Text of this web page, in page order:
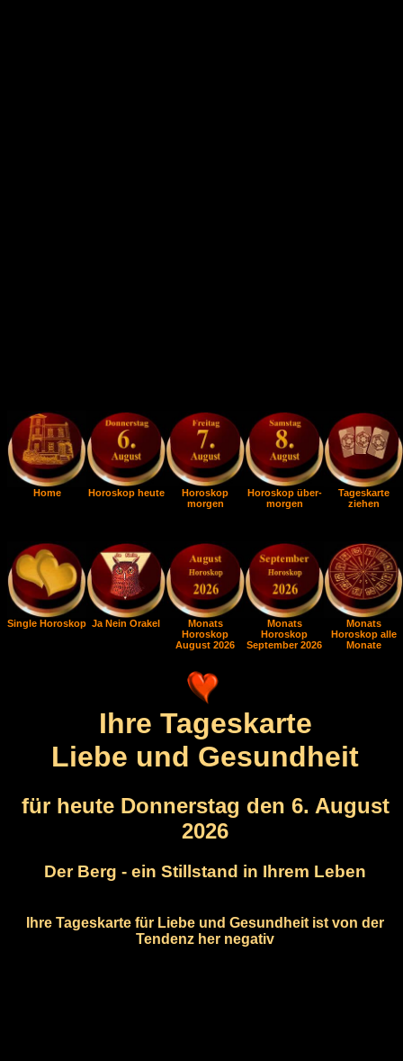
Home Horoskop heute
Horoskop
morgen
Horoskop über-
morgen
Tageskarte
ziehen
Single Horoskop Ja Nein Orakel
Monats
Horoskop
August 2026
Monats
Horoskop
September 2026
Monats
Horoskop alle
Monate
Ihre Tageskarte
Liebe und Gesundheit
für heute Donnerstag den 6. August
2026
Der Berg - ein Stillstand in Ihrem Leben
Ihre Tageskarte für Liebe und Gesundheit ist von der
Tendenz her negativ